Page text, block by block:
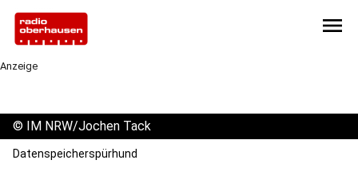
menu
Anzeige
© IM NRW/Jochen Tack
Datenspeicherspürhund